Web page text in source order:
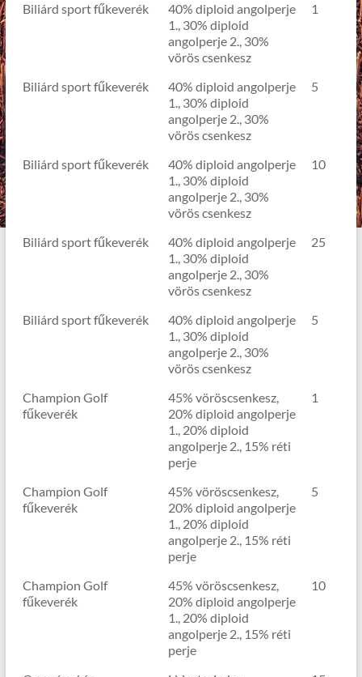
Biliárd sport fűkeverék
40% diploid angolperje
1., 30% diploid
angolperje 2., 30%
vörös csenkesz
1
Biliárd sport fűkeverék
40% diploid angolperje
1., 30% diploid
angolperje 2., 30%
vörös csenkesz
5
Biliárd sport fűkeverék
40% diploid angolperje
1., 30% diploid
angolperje 2., 30%
vörös csenkesz
10
Biliárd sport fűkeverék
40% diploid angolperje
1., 30% diploid
angolperje 2., 30%
vörös csenkesz
25
Biliárd sport fűkeverék
40% diploid angolperje
1., 30% diploid
angolperje 2., 30%
vörös csenkesz
5
Champion Golf
fűkeverék
45% vöröscsenkesz,
20% diploid angolperje
1., 20% diploid
angolperje 2., 15% réti
perje
1
Champion Golf
fűkeverék
45% vöröscsenkesz,
20% diploid angolperje
1., 20% diploid
angolperje 2., 15% réti
perje
5
Champion Golf
fűkeverék
45% vöröscsenkesz,
20% diploid angolperje
1., 20% diploid
angolperje 2., 15% réti
perje
10